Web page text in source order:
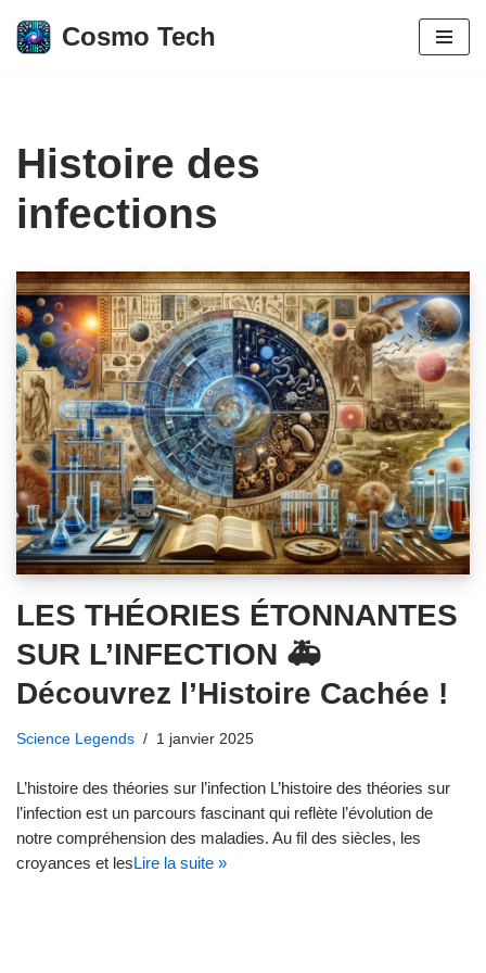
Aller
Cosmo Tech
Histoire des
infections
LES THÉORIES ÉTONNANTES
SUR L’INFECTION 🚑
Découvrez l’Histoire Cachée !
Science Legends 1 janvier 2025
L’histoire des théories sur l’infection L’histoire des théories sur
l’infection est un parcours fascinant qui reflète l’évolution de
notre compréhension des maladies. Au fil des siècles, les
croyances et lesLire la suite »